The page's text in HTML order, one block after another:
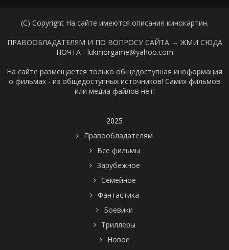
(C) Copyright На сайте имеются описания кинокартин.
ПРАВООБЛАДАТЕЛЯМ И ПО ВОПРОСУ САЙТА → ЖМИ СЮДА
ПОЧТА - lukmorgame@yahoo.com
На сайте размещается только общедоступная иноформация
о фильмах - из общедоступных источников! Самих фильмов
или медиа файлов нет!
2025
Правообладателям
Все фильмы
Зарубежное
Семейное
Фантастика
Боевики
Триллеры
Новое